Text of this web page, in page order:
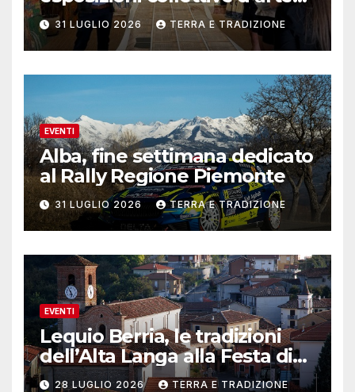
contemporanea
31 LUGLIO 2026 TERRA E TRADIZIONE
EVENTI
Alba, fine settimana dedicato
al Rally Regione Piemonte
31 LUGLIO 2026 TERRA E TRADIZIONE
EVENTI
Lequio Berria, le tradizioni
dell’Alta Langa alla Festa di
San lorenzo
28 LUGLIO 2026 TERRA E TRADIZIONE